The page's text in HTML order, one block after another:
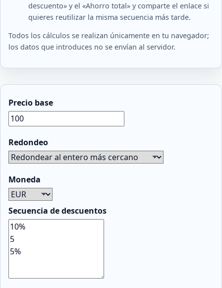
descuento» y el «Ahorro total» y comparte el enlace si
quieres reutilizar la misma secuencia más tarde.
Todos los cálculos se realizan únicamente en tu navegador;
los datos que introduces no se envían al servidor.
Precio base
Redondeo
Moneda
Secuencia de descuentos